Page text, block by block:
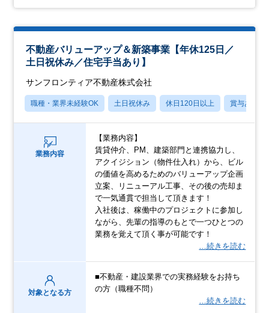
不動産バリューアップ＆新築事業【年休125日／
土日祝休み／住宅手当あり】
サンフロンティア不動産株式会社
職種・業界未経験OK 土日祝休み 休日120日以上 賞与あり
業務内容
【業務内容】
賃貸仲介、PM、建築部門と連携協力し、
アクイジション（物件仕入れ）から、ビル
の価値を高めるためのバリューアップ企画
立案、リニューアル工事、その後の売却ま
で一気通貫で担当して頂きます！
入社後は、稼働中のプロジェクトに参加し
ながら、先輩の指導のもとで一つひとつの
業務を覚えて頂く事が可能です！
…続きを読む
対象となる方
■不動産・建設業界での実務経験をお持ち
の方（職種不問）
…続きを読む